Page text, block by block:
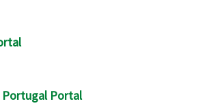
Portugal Portal